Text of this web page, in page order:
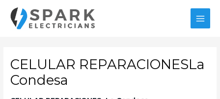
contenido
CELULAR REPARACIONESLa
Condesa